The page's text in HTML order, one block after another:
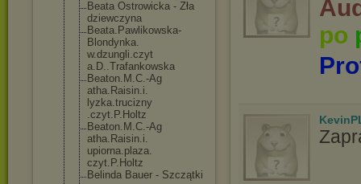
Beata Ostrowicka - Zła
dziewczyna
Beata.Pawlikowska-
Blondynka.
w.dzungli.czyt
a.D..Trafankowska
Beaton.M.C.-Ag
atha.Raisin.i.
lyzka.trucizny
.czyt.P.Holtz
Beaton.M.C.-Ag
atha.Raisin.i.
upiorna.plaza.
czyt.P.Holtz
Belinda Bauer - Szczątki
po